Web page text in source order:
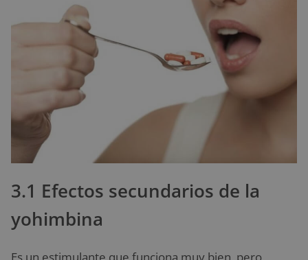
3.1 Efectos secundarios de la
yohimbina